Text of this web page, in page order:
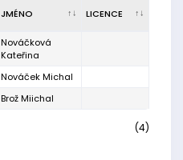
JMÉNO LICENCE
Nováčková
Kateřina
Nováček Michal
Brož Miichal
(4)